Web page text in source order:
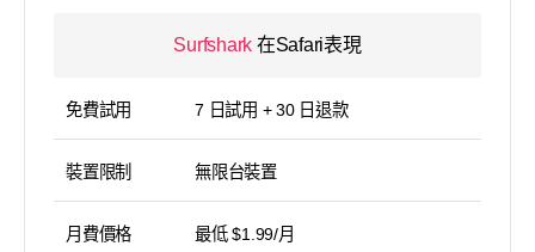
Surfshark 在Safari表現
免費試用 7 日試用 + 30 日退款
裝置限制 無限台裝置
月費價格 最低 $1.99/月